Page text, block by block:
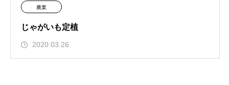
農業
じゃがいも定植
2020.03.26